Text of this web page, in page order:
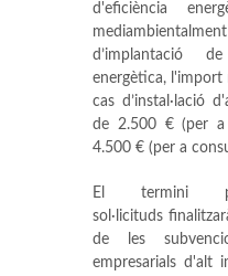
d'eficiència
d’implantació
energètica, l'import
cas d’instal·lació
de 2.500 € (per a
4.500 € (per a
El termini
sol·licituds
de les
empresarials d'alt